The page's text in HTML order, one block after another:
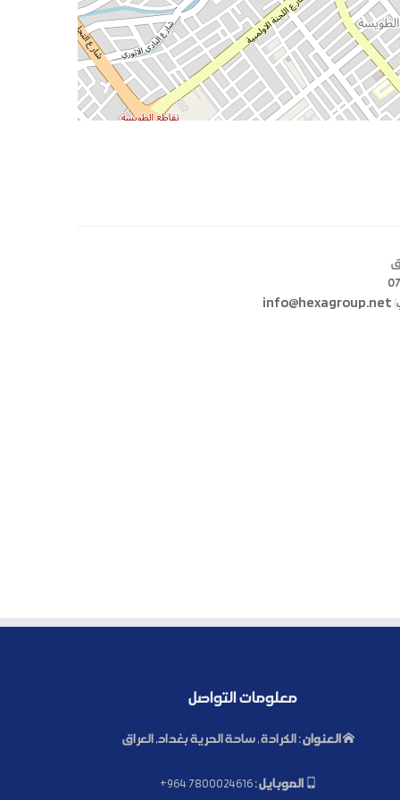
info@hexagroup.net
معلومات التواصل
العنوان : الكرادة , ساحة الحرية بغداد, العراق
الموبايل : +964 7800024616